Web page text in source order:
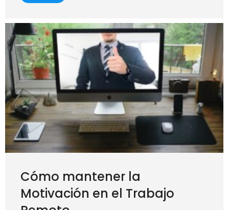
Cómo mantener la
Motivación en el Trabajo